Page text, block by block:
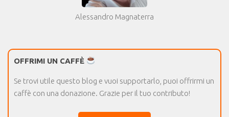
Alessandro Magnaterra
OFFRIMI UN CAFFÈ
Se trovi utile questo blog e vuoi supportarlo, puoi offrirmi un
caffè con una donazione. Grazie per il tuo contributo!